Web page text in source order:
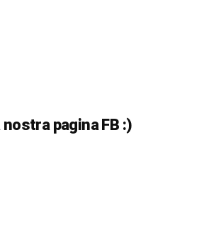
pagina FB :)